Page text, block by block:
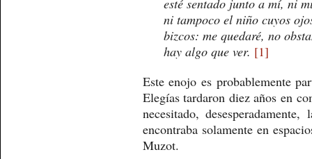
esté sentado junto a mí, ni
ni tampoco el niño cuyos
bizcos: me quedaré, no
hay algo que ver. [1]
Este enojo es probablemente
Elegías tardaron diez años en
necesitado,
encontraba solamente en
Muzot.